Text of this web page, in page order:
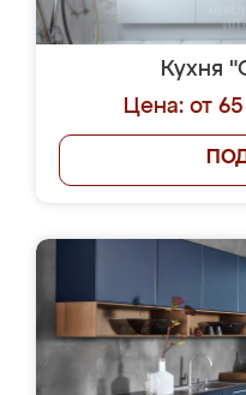
Кухня
Цена: от